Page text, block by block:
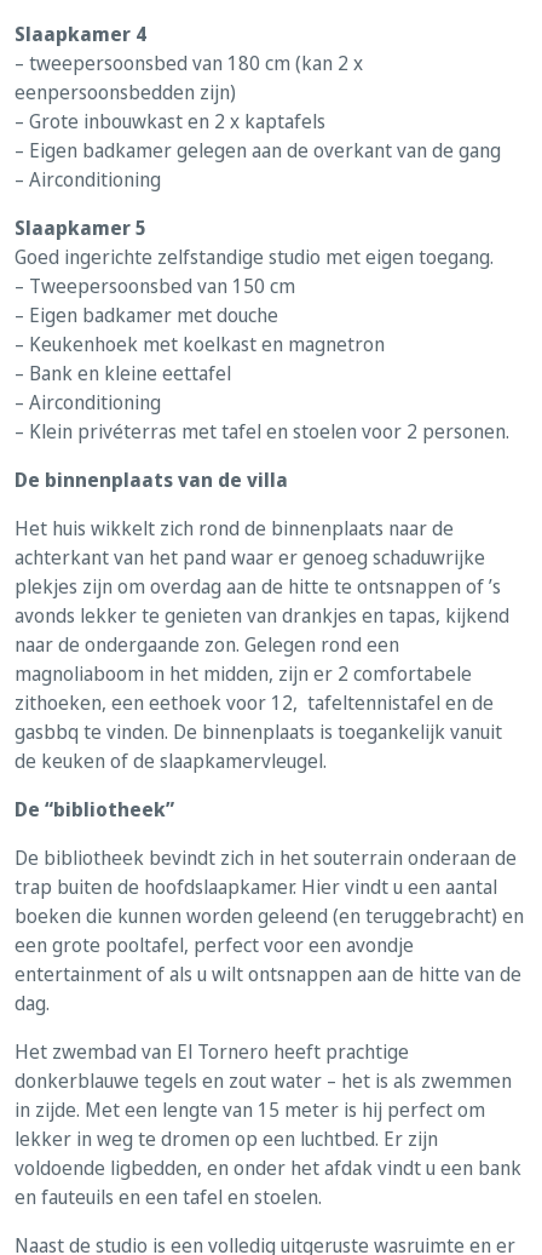
Slaapkamer 4
– tweepersoonsbed van 180 cm (kan 2 x
eenpersoonsbedden zijn)
– Grote inbouwkast en 2 x kaptafels
– Eigen badkamer gelegen aan de overkant van de gang
– Airconditioning
Slaapkamer 5
Goed ingerichte zelfstandige studio met eigen toegang.
– Tweepersoonsbed van 150 cm
– Eigen badkamer met douche
– Keukenhoek met koelkast en magnetron
– Bank en kleine eettafel
– Airconditioning
– Klein privéterras met tafel en stoelen voor 2 personen.
De binnenplaats van de villa
Het huis wikkelt zich rond de binnenplaats naar de
achterkant van het pand waar er genoeg schaduwrijke
plekjes zijn om overdag aan de hitte te ontsnappen of ’s
avonds lekker te genieten van drankjes en tapas, kijkend
naar de ondergaande zon. Gelegen rond een
magnoliaboom in het midden, zijn er 2 comfortabele
zithoeken, een eethoek voor 12, tafeltennistafel en de
gasbbq te vinden. De binnenplaats is toegankelijk vanuit
de keuken of de slaapkamervleugel.
De “bibliotheek”
De bibliotheek bevindt zich in het souterrain onderaan de
trap buiten de hoofdslaapkamer. Hier vindt u een aantal
boeken die kunnen worden geleend (en teruggebracht) en
een grote pooltafel, perfect voor een avondje
entertainment of als u wilt ontsnappen aan de hitte van de
dag.
Het zwembad van El Tornero heeft prachtige
donkerblauwe tegels en zout water – het is als zwemmen
in zijde. Met een lengte van 15 meter is hij perfect om
lekker in weg te dromen op een luchtbed. Er zijn
voldoende ligbedden, en onder het afdak vindt u een bank
en fauteuils en een tafel en stoelen.
Naast de studio is een volledig uitgeruste wasruimte en er